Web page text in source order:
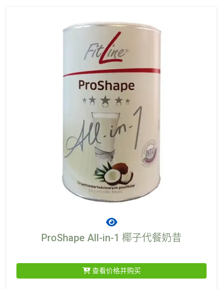
ProShape All-in-1 椰子代餐奶昔
查看价格并购买